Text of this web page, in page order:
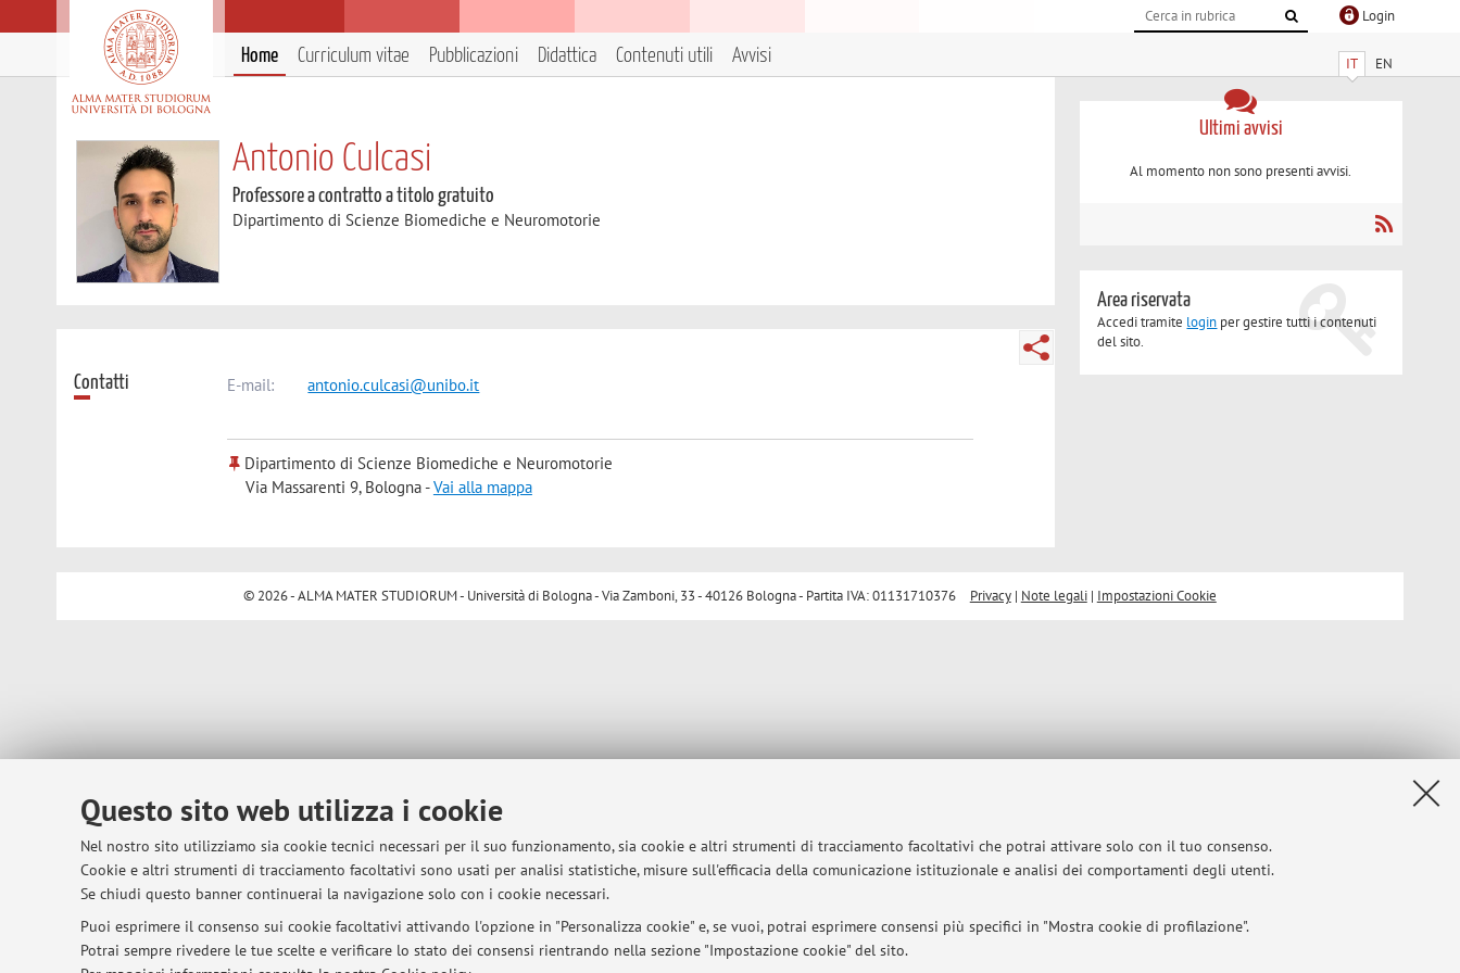
Questo sito web utilizza i cookie
Nel nostro sito utilizziamo sia cookie tecnici necessari per il suo funzionamento, sia cookie e altri strumenti di tracciamento facoltativi che potrai attivare solo con il tuo consenso.
Cookie e altri strumenti di tracciamento facoltativi sono usati per analisi statistiche, misure sull'efficacia della comunicazione istituzionale e analisi dei comportamenti degli utenti.
Se chiudi questo banner continuerai la navigazione solo con i cookie necessari.
Puoi esprimere il consenso sui cookie facoltativi attivando l'opzione in "Personalizza cookie" e, se vuoi, potrai esprimere consensi più specifici in "Mostra cookie di profilazione".
Potrai sempre rivedere le tue scelte e verificare lo stato dei consensi rientrando nella sezione "Impostazione cookie" del sito.
Login
IT EN
Home Curriculum vitae Pubblicazioni Didattica Contenuti utili Avvisi
Antonio Culcasi
Professore a contratto a titolo gratuito
Dipartimento di Scienze Biomediche e Neuromotorie
Contatti E-mail: antonio.culcasi@unibo.it
Dipartimento di Scienze Biomediche e Neuromotorie
Via Massarenti 9, Bologna -Vai alla mappa
Ultimi avvisi
Al momento non sono presenti avvisi.
Area riservata
Accedi tramite login per gestire tutti i contenuti
del sito.
© 2026 - ALMA MATER STUDIORUM - Università di Bologna - Via Zamboni, 33 - 40126 Bologna - Partita IVA: 01131710376 Privacy| Note legali| Impostazioni Cookie